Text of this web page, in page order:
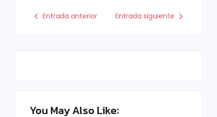
Entrada anterior Entrada siguiente
You May Also Like: